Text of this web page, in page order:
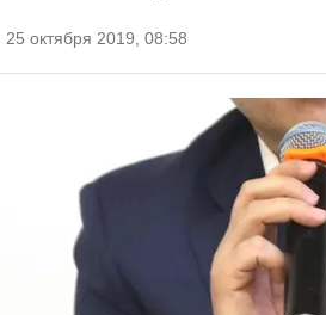
25 октября 2019, 08:58